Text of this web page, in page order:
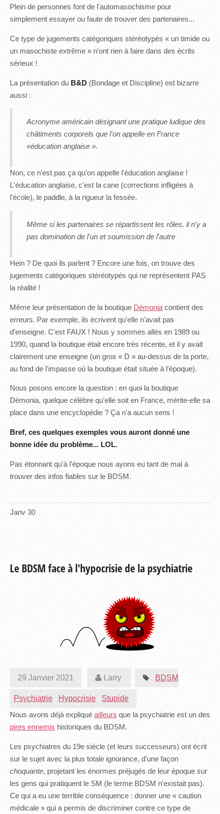
Janv 30
Plein de personnes font de l'automasochisme pour
simplement essayer ou faute de trouver des partenaires...
Ce type de jugements catégoriques stéréotypés « un timide ou
un masochiste extrême » n'ont rien à faire dans des écrits
sérieux !
La présentation du B&D (Bondage et Discipline) est bizarre
aussi :
Acronyme américain désignant une pratique ludique des
châtiments corporels que l'on appelle en France
«éducation anglaise ».
Non, ce n'est pas ça qu'on appelle l'éducation anglaise !
L'éducation anglaise, c'est la cane (corrections infligées à
l'école), le paddle, à la rigueur la fessée.
Même si les partenaires se répartissent les rôles, il n'y a
pas domination de l'un et soumission de l'autre
Hein ? De quoi ils parlent ? Encore une fois, on trouve des
jugements catégoriques stéréotypés qui ne représentent PAS
la réalité !
Même leur présentation de la boutique Démonia contient des
erreurs. Par exemple, ils écrivent qu'elle n'avait pas
d'enseigne. C'est FAUX ! Nous y sommes allés en 1989 ou
1990, quand la boutique était encore très récente, et il y avait
clairement une enseigne (un gros « D » au-dessus de la porte,
au fond de l'impasse où la boutique était située à l'époque).
Nous posons encore la question : en quoi la boutique
Démonia, quelque célèbre qu'elle soit en France, mérite-elle sa
place dans une encyclopédie ? Ça n'a aucun sens !
Bref, ces quelques exemples vous auront donné une
bonne idée du problème... LOL.
Pas étonnant qu'à l'époque nous ayons eu tant de mal à
trouver des infos fiables sur le BDSM.
Le BDSM face à l'hypocrisie de la psychiatrie
29 Janvier 2021 Larry BDSM
Psychiatrie Hypocrisie Stupide
Nous avons déjà expliqué ailleurs que la psychiatrie est un des
pires ennemis historiques du BDSM.
Les psychiatres du 19e siècle (et leurs successeurs) ont écrit
sur le sujet avec la plus totale ignorance, d'une façon
choquante, projetant les énormes préjugés de leur époque sur
les gens qui pratiquent le SM (le terme BDSM n'existait pas).
Ce qui a eu une terrible conséquence : donner une « caution
médicale » qui a permis de discriminer contre ce type de